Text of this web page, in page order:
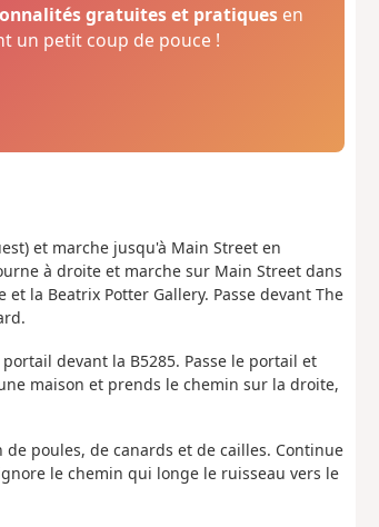
gratuites et pratiques en
un petit coup de pouce !
et marche jusqu'à Main Street en
à droite et marche sur Main Street dans
la Beatrix Potter Gallery. Passe devant The
devant la B5285. Passe le portail et
maison et prends le chemin sur la droite,
poules, de canards et de cailles. Continue
le chemin qui longe le ruisseau vers le